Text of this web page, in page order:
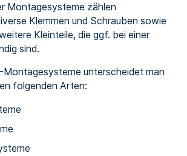
Montagesysteme zählen
Klemmen und Schrauben sowie
Kleinteile, die ggf. bei einer
sind.
Montagesysteme unterscheidet man
folgenden Arten: